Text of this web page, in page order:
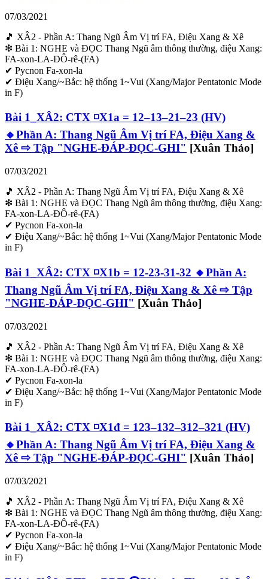
07/03/2021
🎵 XÂ2 - Phần A: Thang Ngũ Âm Vị trí FA, Điệu Xang & Xê
❇ Bài 1: NGHE và ĐỌC Thang Ngũ âm thông thường, điệu Xang:
FA-xon-LA-ĐÔ-rê-(FA)
✔ Pycnon Fa-xon-la
✔ Điệu Xang/~Bắc: hệ thống 1~Vui (Xang/Major Pentatonic Mode
in F)
Bài 1_XÂ2: CTX ◽X1a = 12–13–21–23 (HV)
🔸Phần A: Thang Ngũ Âm Vị trí FA, Điệu Xang &
Xê ⇨ Tập "NGHE-ĐÁP-ĐỌC-GHI" [Xuân Thảo]
07/03/2021
🎵 XÂ2 - Phần A: Thang Ngũ Âm Vị trí FA, Điệu Xang & Xê
❇ Bài 1: NGHE và ĐỌC Thang Ngũ âm thông thường, điệu Xang:
FA-xon-LA-ĐÔ-rê-(FA)
✔ Pycnon Fa-xon-la
✔ Điệu Xang/~Bắc: hệ thống 1~Vui (Xang/Major Pentatonic Mode
in F)
Bài 1_XÂ2: CTX ◽X1b = 12-23-31-32 🔸Phần A:
Thang Ngũ Âm Vị trí FA, Điệu Xang & Xê ⇨ Tập
"NGHE-ĐÁP-ĐỌC-GHI" [Xuân Thảo]
07/03/2021
🎵 XÂ2 - Phần A: Thang Ngũ Âm Vị trí FA, Điệu Xang & Xê
❇ Bài 1: NGHE và ĐỌC Thang Ngũ âm thông thường, điệu Xang:
FA-xon-LA-ĐÔ-rê-(FA)
✔ Pycnon Fa-xon-la
✔ Điệu Xang/~Bắc: hệ thống 1~Vui (Xang/Major Pentatonic Mode
in F)
Bài 1_XÂ2: CTX ◽X1đ = 123–132–312–321 (HV)
🔸Phần A: Thang Ngũ Âm Vị trí FA, Điệu Xang &
Xê ⇨ Tập "NGHE-ĐÁP-ĐỌC-GHI" [Xuân Thảo]
07/03/2021
🎵 XÂ2 - Phần A: Thang Ngũ Âm Vị trí FA, Điệu Xang & Xê
❇ Bài 1: NGHE và ĐỌC Thang Ngũ âm thông thường, điệu Xang:
FA-xon-LA-ĐÔ-rê-(FA)
✔ Pycnon Fa-xon-la
✔ Điệu Xang/~Bắc: hệ thống 1~Vui (Xang/Major Pentatonic Mode
in F)